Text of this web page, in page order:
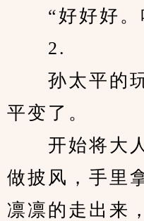
“好好好。
2.
孙太平的玩
平变了。
开始将大人
做披风，手里
凛凛的走出来